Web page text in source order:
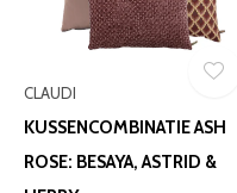
CLAUDI
KUSSENCOMBINATIE ASH
ROSE: BESAYA, ASTRID &